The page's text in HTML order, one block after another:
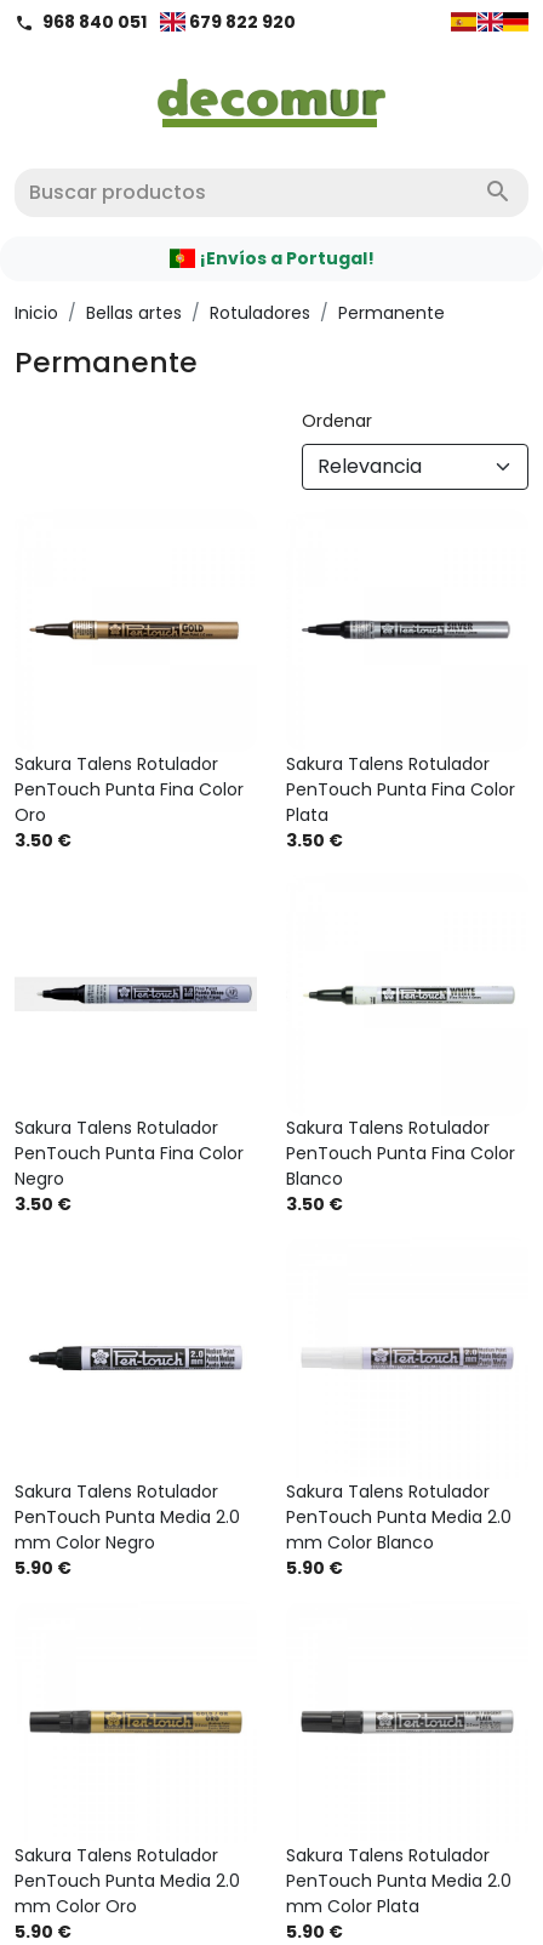
call 968 840 051 679 822 920
search
¡Envíos a Portugal!
Inicio / Bellas artes / Rotuladores / Permanente
Permanente
Ordenar
Sakura Talens Rotulador
PenTouch Punta Fina Color
Oro
3.50 €
Sakura Talens Rotulador
PenTouch Punta Fina Color
Plata
3.50 €
Sakura Talens Rotulador
PenTouch Punta Fina Color
Negro
3.50 €
Sakura Talens Rotulador
PenTouch Punta Fina Color
Blanco
3.50 €
Sakura Talens Rotulador
PenTouch Punta Media 2.0
mm Color Negro
5.90 €
Sakura Talens Rotulador
PenTouch Punta Media 2.0
mm Color Blanco
5.90 €
Sakura Talens Rotulador
PenTouch Punta Media 2.0
mm Color Oro
5.90 €
Sakura Talens Rotulador
PenTouch Punta Media 2.0
mm Color Plata
5.90 €